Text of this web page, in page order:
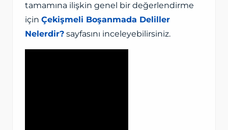
tamamına ilişkin genel bir değerlendirme
için Çekişmeli Boşanmada Deliller
Nelerdir? sayfasını inceleyebilirsiniz.